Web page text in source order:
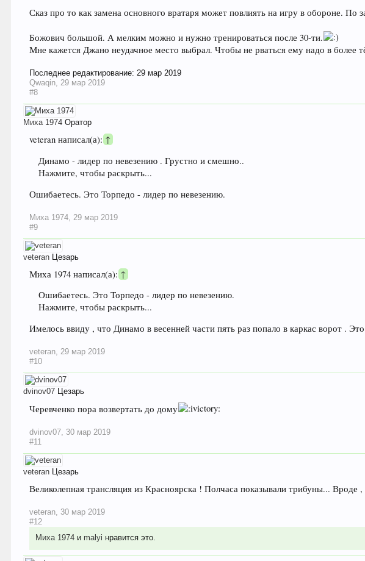
Сказ про то как замена основного вратаря может повлиять на игру в обороне. По
Божович большой. А мелким можно и нужно тренироваться после 30-ти.
Мне кажется Джано неудачное место выбрал. Чтобы не рваться ему надо в более
Последнее редактирование:29 мар 2019
Qwaqin, 29 мар 2019
#8
Миха 1974 Оратор
veteran написал(а): ↑
Динамо - лидер по невезению . Грустно и смешно..
Нажмите, чтобы раскрыть...
Ошибаетесь. Это Торпедо - лидер по невезению.
Миха 1974 29 мар 2019
#9
veteran Цезарь
Миха 1974 написал(а):↑
Ошибаетесь. Это Торпедо - лидер по невезению.
Нажмите, чтобы раскрыть...
Имелось ввиду , что Динамо в весенней части пять раз попало в каркас ворот .
veteran 29 мар 2019
#10
dvinov07 Цезарь
Черевченко пора возвертать до дому
dvinov07 30 мар 2019
#11
veteran Цезарь
Великолепная трансляция из Красноярска ! Полчаса показывали трибуны... Вроде ,
veteran 30 мар 2019
#12
Миха 1974 и malyi нравится это.